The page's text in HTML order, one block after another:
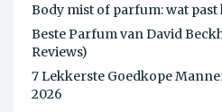
Body mist of parfum: wat past
Beste Parfum van David
Reviews)
7 Lekkerste Goedkope
2026